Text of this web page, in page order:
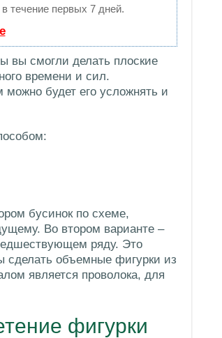
течение первых 7 дней.
вы смогли делать плоские
времени и сил.
будет его усложнять и
бусинок по схеме,
Во втором варианте –
ряду. Это
сделать объемные фигурки из
является проволока, для
фигурки